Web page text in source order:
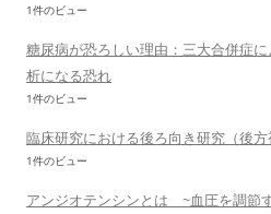
1件のビュー
糖尿病が恐ろしい理由：三大合併症
析になる恐れ
1件のビュー
臨床研究における後ろ向き研究（後
1件のビュー
アンジオテンシンとは ~血圧を調節